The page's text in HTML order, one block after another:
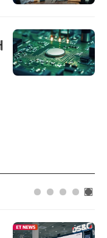
략사업화센터